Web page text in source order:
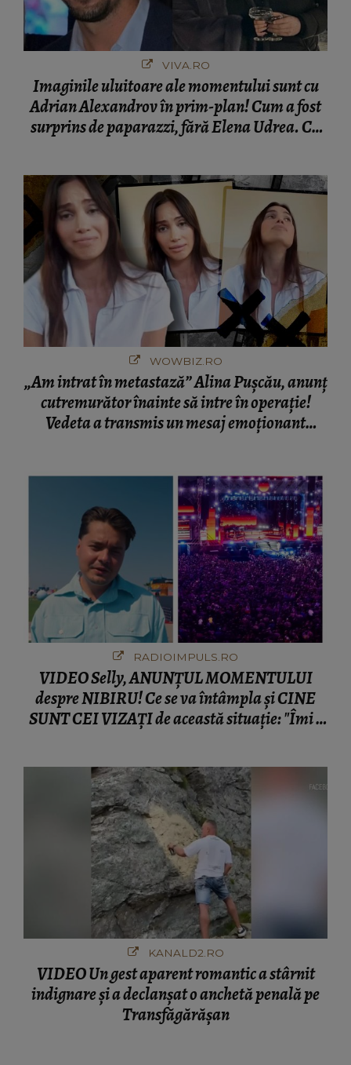
VIVA.RO
Imaginile uluitoare ale momentului sunt cu
Adrian Alexandrov în prim-plan! Cum a fost
surprins de paparazzi, fără Elena Udrea. Cu
WOWBIZ.RO
„Am intrat în metastază” Alina Pușcău, anunț
cutremurător înainte să intre în operație!
Vedeta a transmis un mesaj emoționant
RADIOIMPULS.RO
VIDEO Selly, ANUNȚUL MOMENTULUI
despre NIBIRU! Ce se va întâmpla și CINE
SUNT CEI VIZAȚI de această situație: "Îmi e
KANALD2.RO
VIDEO Un gest aparent romantic a stârnit
indignare și a declanșat o anchetă penală pe
Transfăgărășan